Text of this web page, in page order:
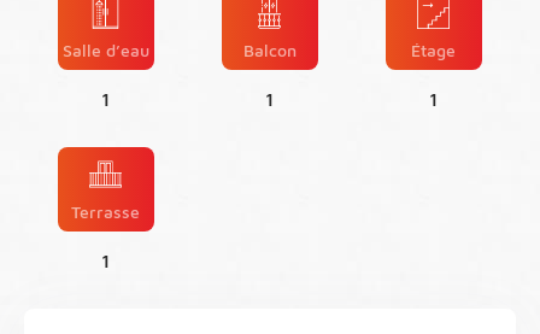
Salle d’eau
1
Balcon
1
Étage
1
Terrasse
1